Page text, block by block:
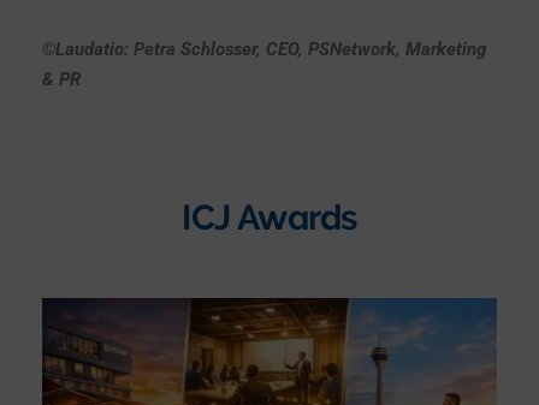
©Laudatio: Petra Schlosser, CEO, PSNetwork, Marketing
& PR
ICJ Awards